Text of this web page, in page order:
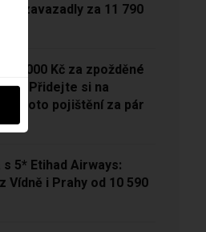
zavazadly za 11 790
5000 Kč za zpožděné
Přidejte si na
toto pojištění za pár
s 5* Etihad Airways:
Vídně i Prahy od 10 590